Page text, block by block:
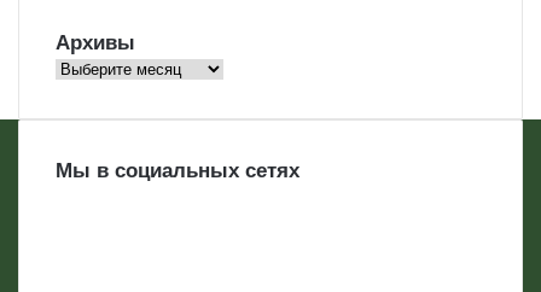
Архивы
Архивы
Мы в социальных сетях